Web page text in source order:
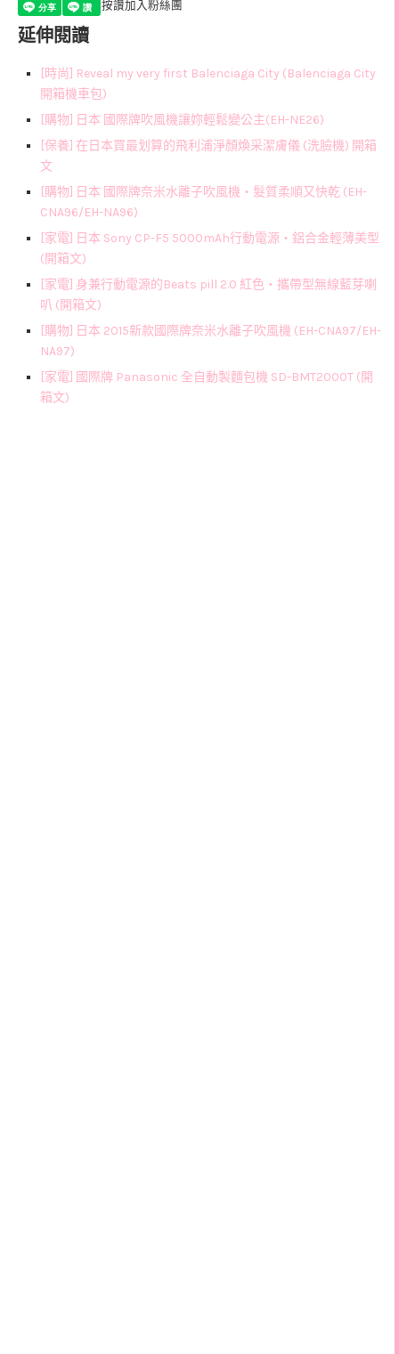
按讚加入粉絲團
延伸閱讀
[時尚] Reveal my very first Balenciaga City (Balenciaga City
開箱機車包)
[購物] 日本 國際牌吹風機讓妳輕鬆變公主(EH-NE26)
[保養] 在日本買最划算的飛利浦淨顏煥采潔膚儀 (洗臉機) 開箱
文
[購物] 日本 國際牌奈米水離子吹風機‧髮質柔順又快乾 (EH-
CNA96/EH-NA96)
[家電] 日本 Sony CP-F5 5000mAh行動電源‧鋁合金輕薄美型
(開箱文)
[家電] 身兼行動電源的Beats pill 2.0 紅色‧攜帶型無線藍芽喇
叭 (開箱文)
[購物] 日本 2015新款國際牌奈米水離子吹風機 (EH-CNA97/EH-
NA97)
[家電] 國際牌 Panasonic 全自動製麵包機 SD-BMT2000T (開
箱文)